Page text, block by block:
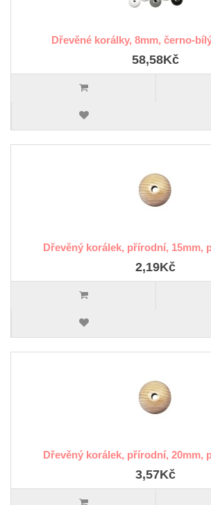
Dřevěné korálky, 8mm, černo-
58,58Kč
Dřevěný korálek, přírodní, 15mm,
2,19Kč
Dřevěný korálek, přírodní, 20mm,
3,57Kč